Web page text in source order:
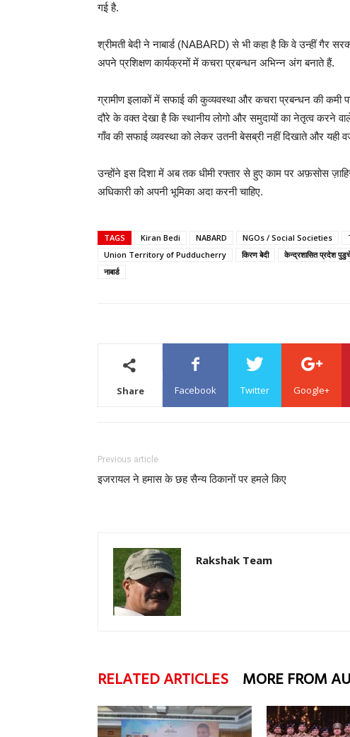
गई है.
श्रीमती बेदी ने नाबार्ड (NABARD) से भी कहा है कि वे उन्हीं गैर
अपने प्रशिक्षण कार्यक्रमों में कचरा प्रबन्धन अभिन्न अंग बनाते हैं.
ग्रामीण इलाकों में सफाई की कुव्यवस्था और कचरा प्रबन्धन की कमी
दौरे के वक्त देखा है कि स्थानीय लोगो और समुदायों का नेतृत्व करने
गाँव की सफाई व्यवस्था को लेकर उतनी बेसब्री नहीं दिखाते और यही
उन्होंने इस दिशा में अब तक धीमी रफ्तार से हुए काम पर अफ़सोस
अधिकारी को अपनी भूमिका अदा करनी चाहिए.
TAGS Kiran Bedi NABARD NGOs / Social Societies
Union Territory of Pudducherry
किरण बेदी केन्द्रशासित प्रदेश
नाबार्ड
Share Facebook Twitter Google+
Previous article
इजरायल ने हमास के छह सैन्य ठिकानों पर हमले किए
Rakshak Team
RELATED ARTICLES MORE FROM